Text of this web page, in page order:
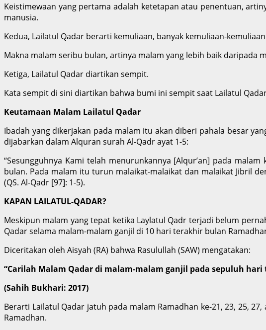
Keistimewaan yang pertama adalah ketetapan atau penentuan,
manusia.
Kedua, Lailatul Qadar berarti kemuliaan, banyak kemuliaan-
Makna malam seribu bulan, artinya malam yang lebih baik daripada
Ketiga, Lailatul Qadar diartikan sempit.
Kata sempit di sini diartikan bahwa bumi ini sempit saat Lailatul
Keutamaan Malam Lailatul Qadar
Ibadah yang dikerjakan pada malam itu akan diberi pahala besar
dijabarkan dalam Alquran surah Al-Qadr ayat 1-5:
“Sesungguhnya Kami telah menurunkannya [Alqur’an] pada
bulan. Pada malam itu turun malaikat-malaikat dan malaikat Jibril
(QS. Al-Qadr [97]: 1-5).
KAPAN LAILATUL-QADAR?
Meskipun malam yang tepat ketika Laylatul Qadr terjadi belum
Qadar selama malam-malam ganjil di 10 hari terakhir bulan
Diceritakan oleh Aisyah (RA) bahwa Rasulullah (SAW) mengatakan:
“Carilah Malam Qadar di malam-malam ganjil pada sepuluh
(Sahih Bukhari: 2017)
Berarti Lailatul Qadar jatuh pada malam Ramadhan ke-21, 23, 25,
Ramadhan.